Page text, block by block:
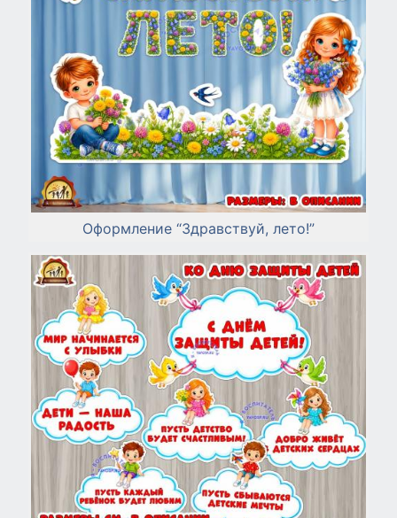
Оформление “Здравствуй, лето!”